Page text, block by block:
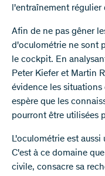
l'entraînement régulier
Afin de ne pas gêner
d'oculométrie ne sont
le cockpit. En
Peter Kiefer et Martin
évidence les
espère que les
pourront être utilisées
L'oculométrie est
C'est à ce domaine
civile, consacre sa